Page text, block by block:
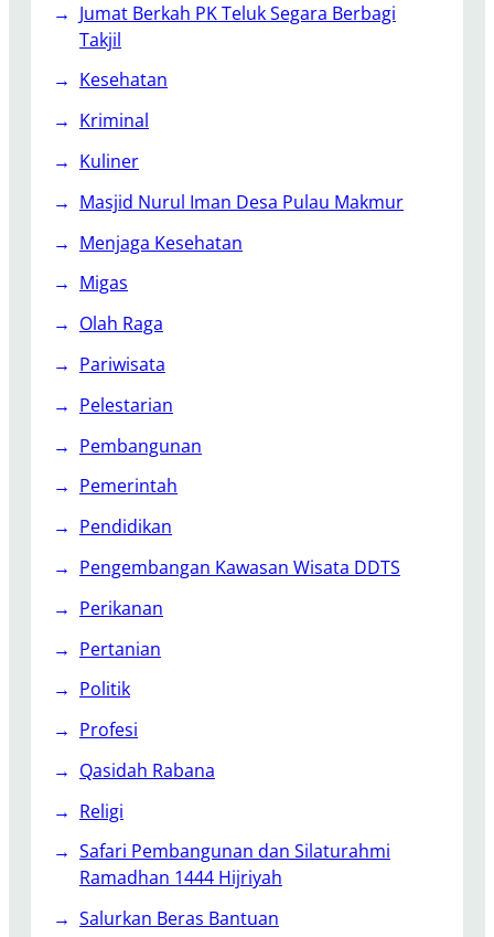
Jumat Berkah PK Teluk Segara Berbagi
Takjil
Kesehatan
Kriminal
Kuliner
Masjid Nurul Iman Desa Pulau Makmur
Menjaga Kesehatan
Migas
Olah Raga
Pariwisata
Pelestarian
Pembangunan
Pemerintah
Pendidikan
Pengembangan Kawasan Wisata DDTS
Perikanan
Pertanian
Politik
Profesi
Qasidah Rabana
Religi
Safari Pembangunan dan Silaturahmi
Ramadhan 1444 Hijriyah
Salurkan Beras Bantuan